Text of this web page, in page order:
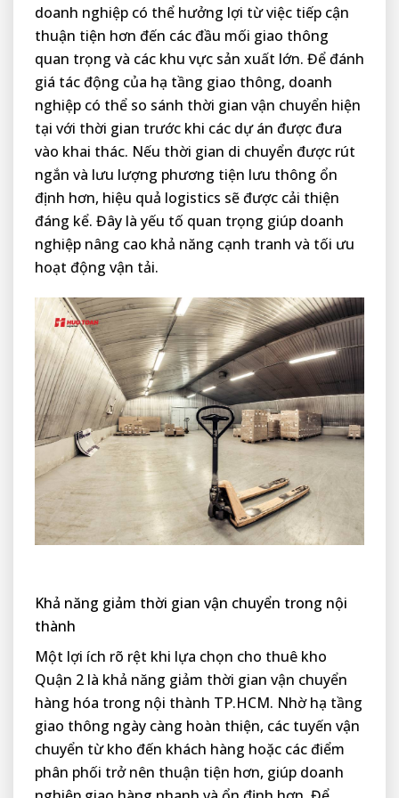
doanh nghiệp có thể hưởng lợi từ việc tiếp cận
thuận tiện hơn đến các đầu mối giao thông
quan trọng và các khu vực sản xuất lớn. Để đánh
giá tác động của hạ tầng giao thông, doanh
nghiệp có thể so sánh thời gian vận chuyển hiện
tại với thời gian trước khi các dự án được đưa
vào khai thác. Nếu thời gian di chuyển được rút
ngắn và lưu lượng phương tiện lưu thông ổn
định hơn, hiệu quả logistics sẽ được cải thiện
đáng kể. Đây là yếu tố quan trọng giúp doanh
nghiệp nâng cao khả năng cạnh tranh và tối ưu
hoạt động vận tải.
Khả năng giảm thời gian vận chuyển trong nội
thành
Một lợi ích rõ rệt khi lựa chọn cho thuê kho
Quận 2 là khả năng giảm thời gian vận chuyển
hàng hóa trong nội thành TP.HCM. Nhờ hạ tầng
giao thông ngày càng hoàn thiện, các tuyến vận
chuyển từ kho đến khách hàng hoặc các điểm
phân phối trở nên thuận tiện hơn, giúp doanh